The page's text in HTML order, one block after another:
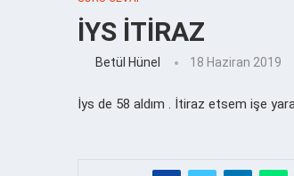
İYS İTİRAZ
Betül Hünel 18 Haziran 2019
İys de 58 aldım . İtiraz etsem işe